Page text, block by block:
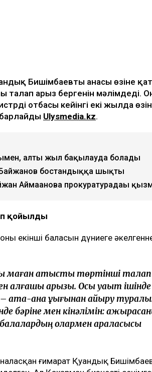
Бишімбаевтың анасы өзіне
талап арыз бергенін мәлімдеді.
отбасы кейінгі екі жылда
алты жыл бақылауда болады
бостандыққа шықты
Аймағанова прокуратурадағы
қойылды